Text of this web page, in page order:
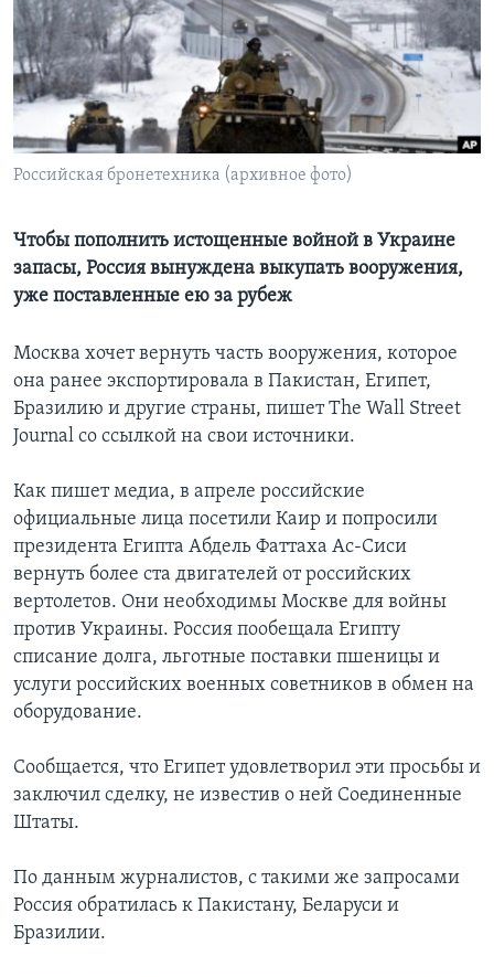
Learning English
СОЦИАЛЬНЫЕ СЕТИ
Российская бронетехника (архивное фото)
Чтобы пополнить истощенные войной в Украине
запасы, Россия вынуждена выкупать вооружения,
уже поставленные ею за рубеж
Москва хочет вернуть часть вооружения, которое
она ранее экспортировала в Пакистан, Египет,
Бразилию и другие страны, пишет The Wall Street
Journal со ссылкой на свои источники.
Как пишет медиа, в апреле российские
официальные лица посетили Каир и попросили
президента Египта Абдель Фаттаха Ас-Сиси
вернуть более ста двигателей от российских
вертолетов. Они необходимы Москве для войны
против Украины. Россия пообещала Египту
списание долга, льготные поставки пшеницы и
услуги российских военных советников в обмен на
оборудование.
Сообщается, что Египет удовлетворил эти просьбы и
заключил сделку, не известив о ней Соединенные
Штаты.
По данным журналистов, с такими же запросами
Россия обратилась к Пакистану, Беларуси и
Бразилии.